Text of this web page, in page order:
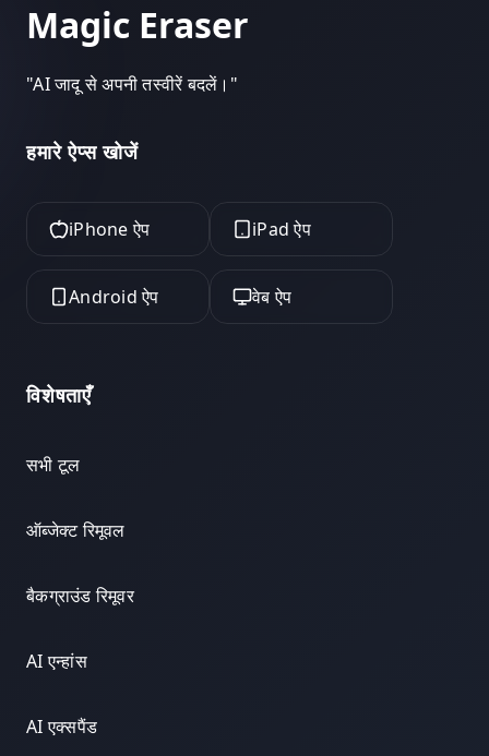
Magic Eraser
"AI जादू से अपनी तस्वीरें बदलें। "
हमारे ऐप्स खोजें
iPhone ऐप iPad ऐप
Android ऐप वेब ऐप
विशेषताएँ
सभी टूल
ऑब्जेक्ट रिमूवल
बैकग्राउंड रिमूवर
AI एन्हांस
AI एक्सपैंड